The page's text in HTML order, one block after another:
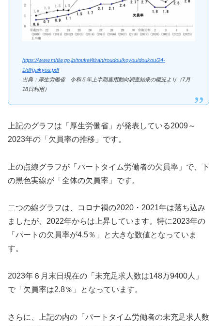
https://www.mhlw.go.jp/toukei/itiran/roudou/koyou/doukou/24-
1/dl/gaikyou.pdf
出典：厚生労働省 令和５年上半期雇用動向調査結果の概況より（7月
18日利用）
上記のグラフは「厚生労働省」が発表している2009～
2023年の「欠員率の推移」です。
上の点線グラフが「パートタイム労働者の欠員率」で、下
の黒色実線が「全体の欠員率」です。
二つの線グラフは、コロナ禍の2020・2021年は落ち込み
ましたが、2022年からは上昇しています。特に2023年の
「パートの欠員率が4.5％」と大きな数値となっていま
す。
2023年６月末日現在の「未充足求人数は148万9400人」
で「欠員率は2.8％」となっています。
さらに、上記の内の「パートタイム労働者の未充足求人数